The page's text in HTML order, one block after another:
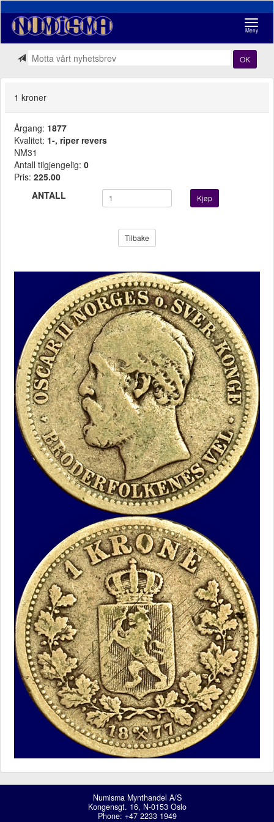
Meny
OK
1 kroner
Årgang: 1877
Kvalitet: 1-, riper revers
NM31
Antall tilgjengelig: 0
Pris: 225.00
ANTALL
Kjøp
Tilbake
Numisma Mynthandel A/S
Kongensgt. 16, N-0153 Oslo
Phone: +47 2233 1949